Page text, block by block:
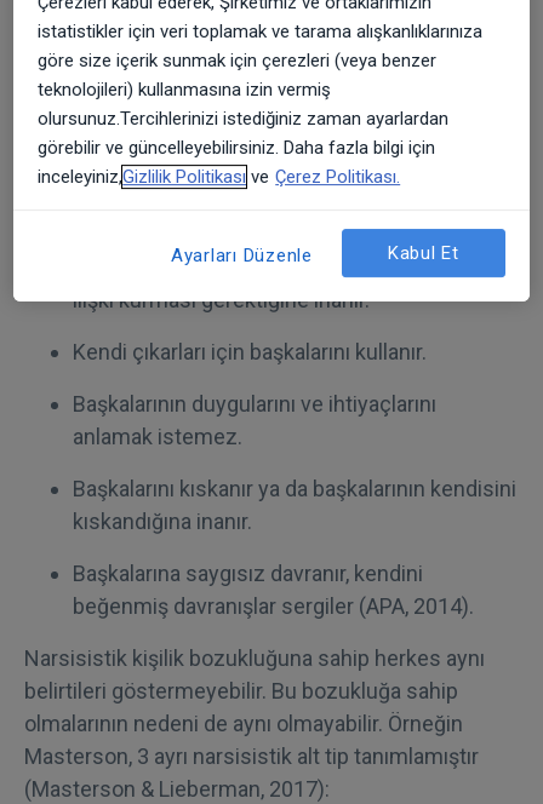
Narsisitik Kişilik Bozukluğunun Belirtileri:
Başarılarını ve yeteneklerini abartır.
Başkaları tarafından çok beğenilmek ister.
düşünür, onu ancak özel ve üstün diğer
kişilerin anlayabileceğine ve yalnızca onlarla
ilişki kurması gerektiğine inanır.
Kendi çıkarları için başkalarını kullanır.
Başkalarının duygularını ve ihtiyaçlarını
anlamak istemez.
Başkalarını kıskanır ya da başkalarının kendisini
kıskandığına inanır.
Başkalarına saygısız davranır, kendini
beğenmiş davranışlar sergiler (APA, 2014).
Narsisistik kişilik bozukluğuna sahip herkes aynı
belirtileri göstermeyebilir. Bu bozukluğa sahip
olmalarının nedeni de aynı olmayabilir. Örneğin
Masterson, 3 ayrı narsisistik alt tip tanımlamıştır
(Masterson & Lieberman, 2017):
istatistikler için veri toplamak ve tarama alışkanlıklarınıza
göre size içerik sunmak için çerezleri (veya benzer
teknolojileri) kullanmasına izin vermiş
olursunuz.Tercihlerinizi istediğiniz zaman ayarlardan
görebilir ve güncelleyebilirsiniz. Daha fazla bilgi için
inceleyiniz,Gizlilik Politikası ve Çerez Politikası.
Ayarları Düzenle Kabul Et